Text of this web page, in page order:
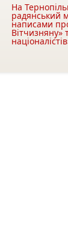
На
радянський
написами
Вітчизняну»